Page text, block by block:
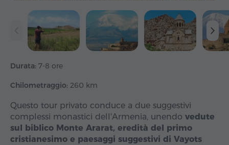
Durata: 7-8 ore
Chilometraggio: 260 km
Questo tour privato conduce a due suggestivi
complessi monastici dell'Armenia, unendo vedute
sul biblico Monte Ararat, eredità del primo
cristianesimo e paesaggi suggestivi di Vayots